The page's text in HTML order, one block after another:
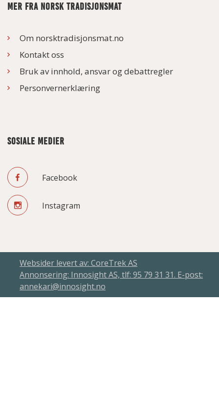
MER FRA NORSK TRADISJONSMAT
Om norsktradisjonsmat.no
Kontakt oss
Bruk av innhold, ansvar og debattregler
Personvernerklæring
SOSIALE MEDIER
Facebook
Instagram
Websider levert av: CoreTrek AS
Annonsering: Innosight AS, tlf: 95 79 31 31. E-post:
annekari@innosight.no